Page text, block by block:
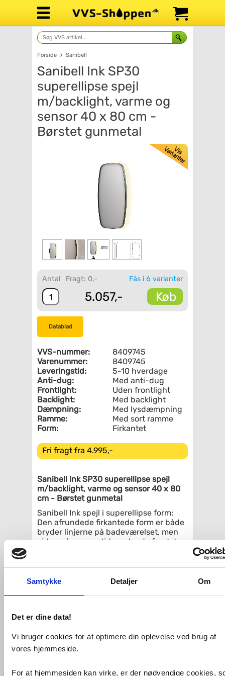
Samtykke Detaljer Om
Det er dine data!
Vi bruger cookies for at optimere din oplevelse ved brug af
vores hjemmeside.
For at hjemmesiden kan virke, er der nødvendige cookies,
Forside > Sanibell
Sanibell Ink SP30
superellipse spejl
m/backlight, varme og
sensor 40 x 80 cm -
Børstet gunmetal
Fås i 6 varianter
Antal Fragt: 0,-
5.057,- Køb
Datablad
VVS-nummer:
8409745
Varenummer:
8409745
Leveringstid:
5-10 hverdage
Anti-dug:
Med anti-dug
Frontlight:
Uden frontlight
Backlight:
Med backlight
Dæmpning:
Med lysdæmpning
Ramme:
Med sort ramme
Form:
Firkantet
Fri fragt fra 4.995,-
Sanibell Ink SP30 superellipse spejl
m/backlight, varme og sensor 40 x 80
cm - Børstet gunmetal
Sanibell Ink spejl i superellipse form:
Den afrundede firkantede form er både
bryder linjerne på badeværelset, men
virker på samme tid samlende for det
Spejlet er indrammet af en flot ramme,
bredere.
Spejlet lyser væggen bag sig op med sit
styrke og farvetemperatur ved brug af
Udover backlight har spejlet også
indbygget varmefelt, hvilket betyder at
et dugfrit spejl - selvom om du lige har